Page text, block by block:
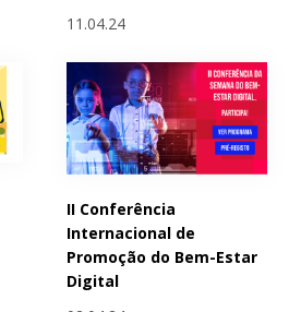
11.04.24
II Conferência
Internacional de
Promoção do Bem-Estar
Digital